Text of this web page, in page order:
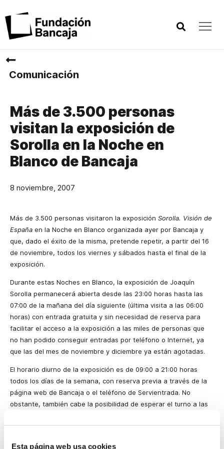
Esta página web usa cookies
Comunicación
Más de 3.500 personas
visitan la exposición de
Sorolla en la Noche en
Blanco de Bancaja
8 noviembre, 2007
Más de 3.500 personas visitaron la exposición Sorolla. Visión de
España en la Noche en Blanco organizada ayer por Bancaja y
que, dado el éxito de la misma, pretende repetir, a partir del 16
de noviembre, todos los viernes y sábados hasta el final de la
exposición.
Durante estas Noches en Blanco, la exposición de Joaquín
Sorolla permanecerá abierta desde las 23:00 horas hasta las
07:00 de la mañana del día siguiente (última visita a las 06:00
horas) con entrada gratuita y sin necesidad de reserva para
facilitar el acceso a la exposición a las miles de personas que
no han podido conseguir entradas por teléfono o Internet, ya
que las del mes de noviembre y diciembre ya están agotadas.
El horario diurno de la exposición es de 09:00 a 21:00 horas
todos los días de la semana, con reserva previa a través de la
página web de Bancaja o el teléfono de Servientrada. No
obstante, también cabe la posibilidad de esperar el turno a las